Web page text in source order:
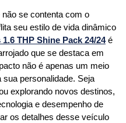
se contenta com o
seu estilo de vida dinâmico
THP Shine Pack 24/24 é
que se destaca em
não é apenas um meio
personalidade. Seja
explorando novos destinos,
e desempenho de
os detalhes desse veículo